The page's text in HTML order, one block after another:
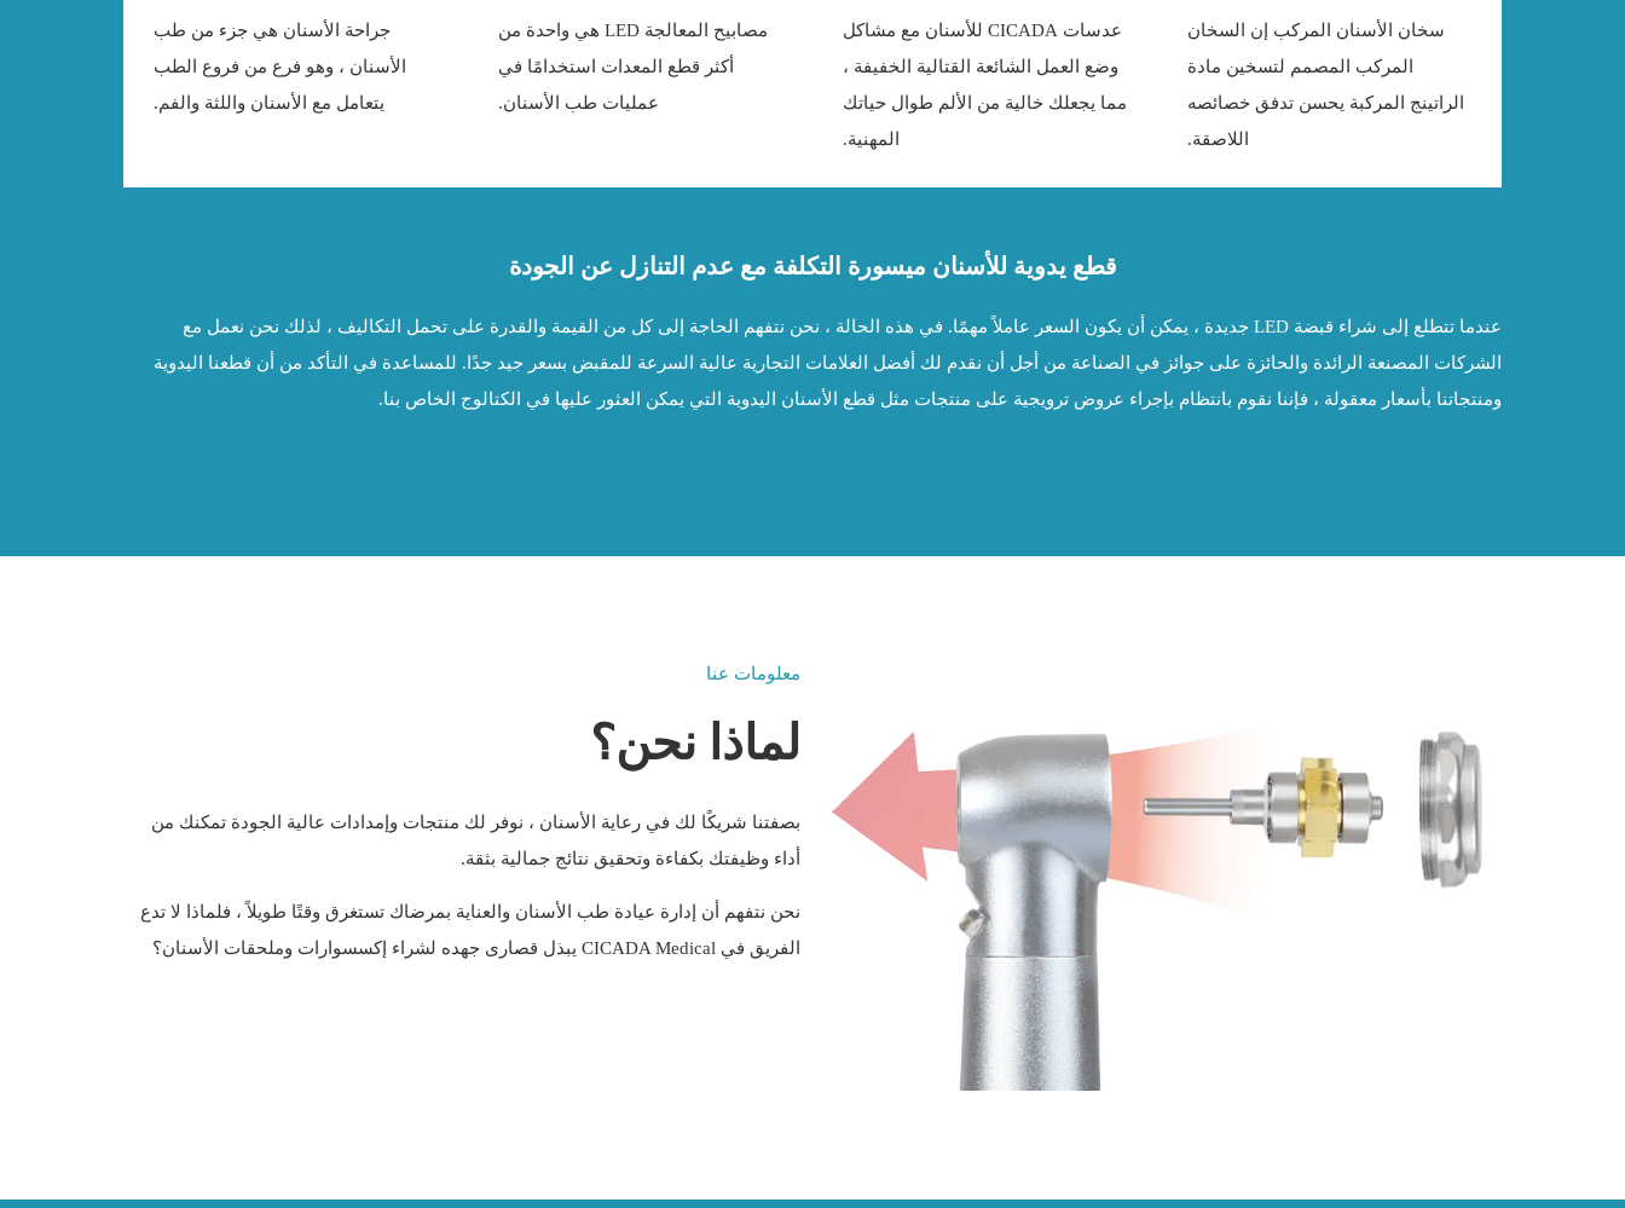
سخان الأسنان المركب إن السخان
المركب المصمم لتسخين مادة
الراتينج المركبة يحسن تدفق خصائصه
اللاصقة.
عدسات CICADA للأسنان مع مشاكل
وضع العمل الشائعة القتالية الخفيفة ،
مما يجعلك خالية من الألم طوال حياتك
المهنية.
مصابيح المعالجة LED هي واحدة من
أكثر قطع المعدات استخدامًا في
عمليات طب الأسنان.
جراحة الأسنان هي جزء من طب
الأسنان ، وهو فرع من فروع الطب
يتعامل مع الأسنان واللثة والفم.
قطع يدوية للأسنان ميسورة التكلفة مع عدم التنازل عن الجودة
عندما تتطلع إلى شراء قبضة LED جديدة ، يمكن أن يكون السعر عاملاً مهمًا. في هذه الحالة ، نحن نتفهم الحاجة إلى كل من القيمة والقدرة على تحمل التكاليف ، لذلك نحن نعمل مع
الشركات المصنعة الرائدة والحائزة على جوائز في الصناعة من أجل أن نقدم لك أفضل العلامات التجارية عالية السرعة للمقبض بسعر جيد جدًا. للمساعدة في التأكد من أن قطعنا اليدوية
ومنتجاتنا بأسعار معقولة ، فإننا نقوم بانتظام بإجراء عروض ترويجية على منتجات مثل قطع الأسنان اليدوية التي يمكن العثور عليها في الكتالوج الخاص بنا.
معلومات عنا
لماذا نحن؟
بصفتنا شريكًا لك في رعاية الأسنان ، نوفر لك منتجات وإمدادات عالية الجودة تمكنك من
أداء وظيفتك بكفاءة وتحقيق نتائج جمالية بثقة.
نحن نتفهم أن إدارة عيادة طب الأسنان والعناية بمرضاك تستغرق وقتًا طويلاً ، فلماذا لا تدع
الفريق في CICADA Medical يبذل قصارى جهده لشراء إكسسوارات وملحقات الأسنان؟